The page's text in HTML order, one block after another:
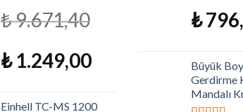
5 üzerinden
5.00oy aldı
₺9.671,40
₺1.249,00
Einhell TC-MS 1200
5 üzerinden
5.00oy aldı
₺
Büyük
Gerdirme
Mandalı